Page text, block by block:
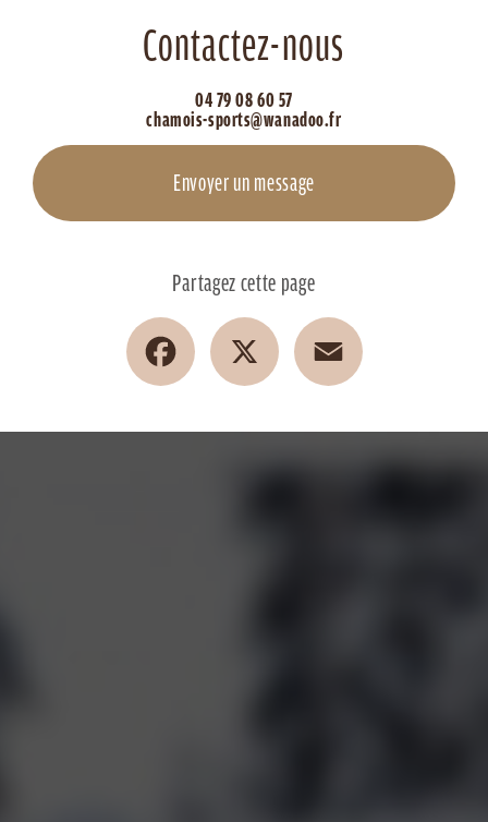
Contactez-nous
04 79 08 60 57
chamois-sports@wanadoo.fr
Envoyer un message
Partagez cette page
Facebook